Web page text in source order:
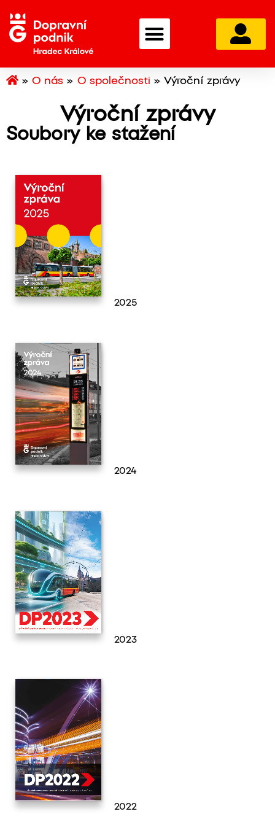
»O nás » O společnosti » Výroční zprávy
Výroční zprávy
Soubory ke stažení
2025
2024
2023
2022